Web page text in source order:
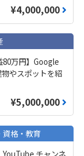
¥4,000,000
80万円】Google
物やスポットを紹
¥5,000,000
資格・教育